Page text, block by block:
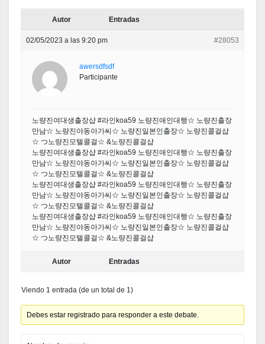
Autor Entradas
02/05/2023 a las 9:20 pm #28053
awersdfsdf
Participante
노량진여대생출장샵 #라인koa59 노량진애인대행☆ 노량진출장
만남☆ 노량진야동아가씨☆ 노량진일본인출장☆ 노량진콜걸샵
☆ つ노량진모텔콜걸☆ &노량진콜걸샵
노량진여대생출장샵 #라인koa59 노량진애인대행☆ 노량진출장
만남☆ 노량진야동아가씨☆ 노량진일본인출장☆ 노량진콜걸샵
☆ つ노량진모텔콜걸☆ &노량진콜걸샵
노량진여대생출장샵 #라인koa59 노량진애인대행☆ 노량진출장
만남☆ 노량진야동아가씨☆ 노량진일본인출장☆ 노량진콜걸샵
☆ つ노량진모텔콜걸☆ &노량진콜걸샵
노량진여대생출장샵 #라인koa59 노량진애인대행☆ 노량진출장
만남☆ 노량진야동아가씨☆ 노량진일본인출장☆ 노량진콜걸샵
☆ つ노량진모텔콜걸☆ &노량진콜걸샵
Autor Entradas
Viendo 1 entrada (de un total de 1)
Debes estar registrado para responder a este debate.